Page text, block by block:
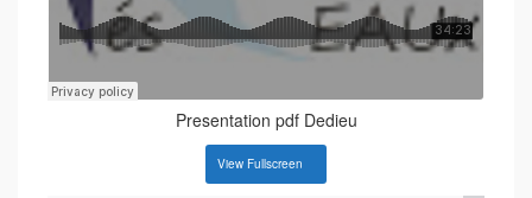
Presentation pdf Dedieu
View Fullscreen